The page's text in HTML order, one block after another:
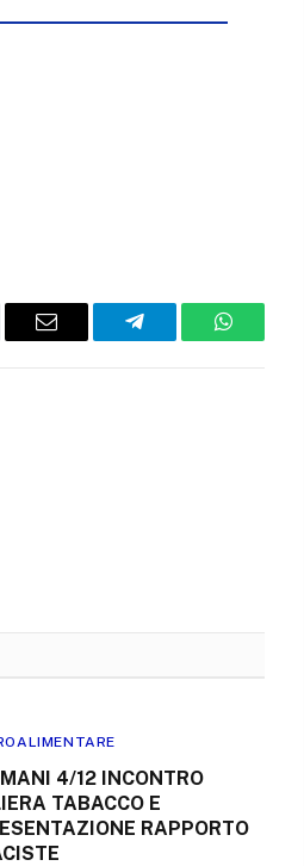
Email Telegram WhatsApp
4/12 INCONTRO
TABACCO E
RAPPORTO